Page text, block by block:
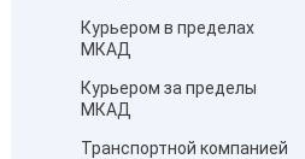
Курьером в пределах
МКАД
Курьером за пределы
МКАД
Транспортной компанией